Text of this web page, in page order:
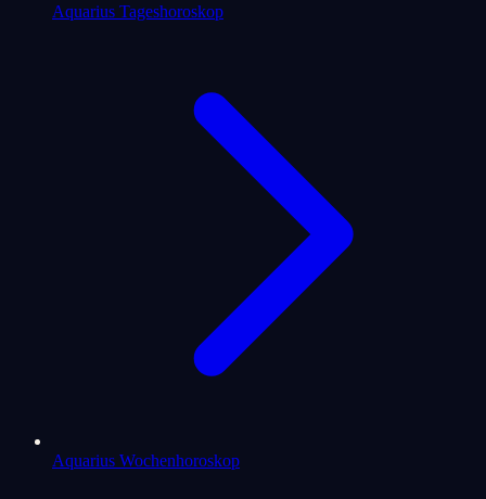
Aquarius Tageshoroskop
Aquarius Wochenhoroskop